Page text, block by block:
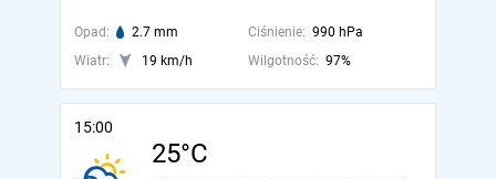
Opad: 2.7 mm Ciśnienie: 990 hPa
Wiatr:
19 km/h Wilgotność: 97%
15:00
25°C